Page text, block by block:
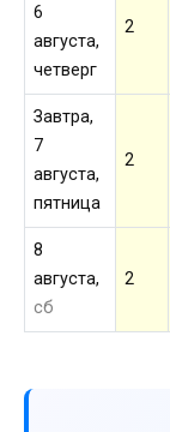
6
августа,
четверг
2
Завтра,
7
августа,
пятница
2
8
августа,
сб
2